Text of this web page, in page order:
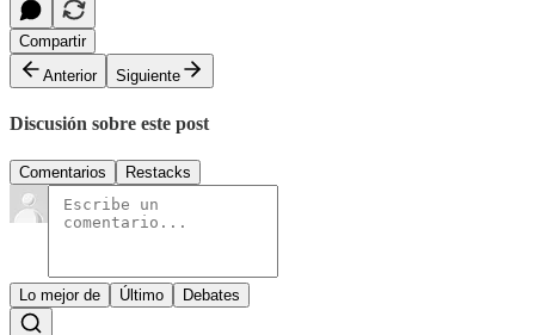
Compartir
Anterior
Siguiente
Discusión sobre este post
Comentarios Restacks
Lo mejor de Último Debates